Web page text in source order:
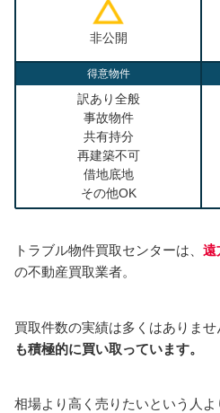
非公開
得意物件
訳あり全般
事故物件
共有持分
再建築不可
借地底地
その他OK
トラブル物件買取センターは、 遠
の不動産買取業者。
買取件数の実績は多くはありませ
も積極的に買い取っています。
相場より高く売りたいという人